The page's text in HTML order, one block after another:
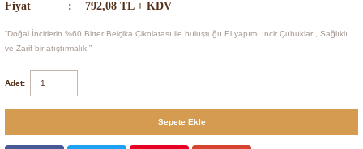
Fiyat
792,08 TL + KDV
“Doğal İncirlerin %60 Bitter Belçika Çikolatası ile buluştuğu El yapımı İncir Çubukları, Sağlıklı
ve Zarif bir atıştırmalık.”
Adet:
Sepete Ekle